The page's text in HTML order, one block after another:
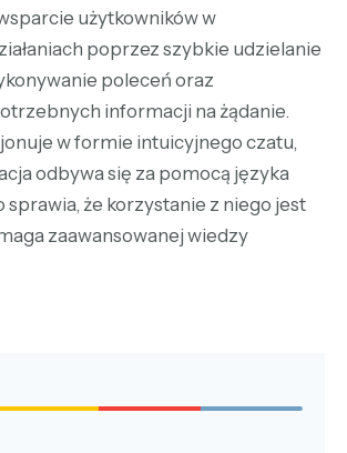
użytkowników w
poprzez szybkie udzielanie
poleceń oraz
informacji na żądanie.
w formie intuicyjnego czatu,
odbywa się za pomocą języka
sprawia, że korzystanie z niego jest
zaawansowanej wiedzy